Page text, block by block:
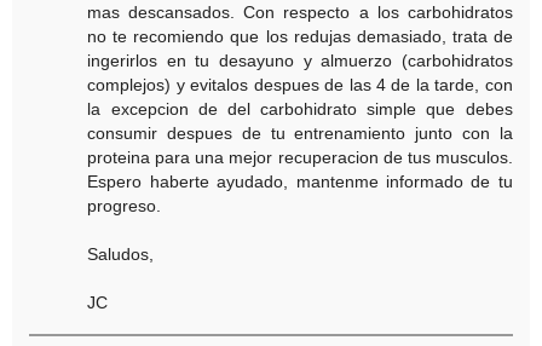
mas descansados. Con respecto a los carbohidratos
no te recomiendo que los redujas demasiado, trata de
ingerirlos en tu desayuno y almuerzo (carbohidratos
complejos) y evitalos despues de las 4 de la tarde, con
la excepcion de del carbohidrato simple que debes
consumir despues de tu entrenamiento junto con la
proteina para una mejor recuperacion de tus musculos.
Espero haberte ayudado, mantenme informado de tu
progreso.
Saludos,
JC